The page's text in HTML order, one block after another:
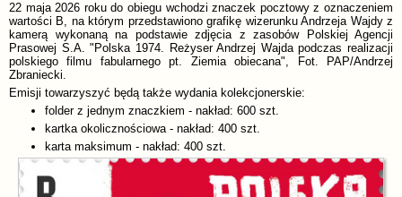
22 maja 2026 roku do obiegu wchodzi znaczek pocztowy z oznaczeniem
wartości B, na którym przedstawiono grafikę wizerunku Andrzeja Wajdy z
kamerą wykonaną na podstawie zdjęcia z zasobów Polskiej Agencji
Prasowej S.A. "Polska 1974. Reżyser Andrzej Wajda podczas realizacji
polskiego filmu fabularnego pt. Ziemia obiecana", Fot. PAP/Andrzej
Zbraniecki.
Emisji towarzyszyć będą także wydania kolekcjonerskie:
folder z jednym znaczkiem - nakład: 600 szt.
kartka okolicznościowa - nakład: 400 szt.
karta maksimum - nakład: 400 szt.